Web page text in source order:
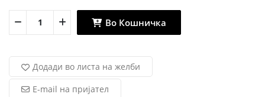
Во Кошничка
Додади во листа на желби
E-mail на пријател